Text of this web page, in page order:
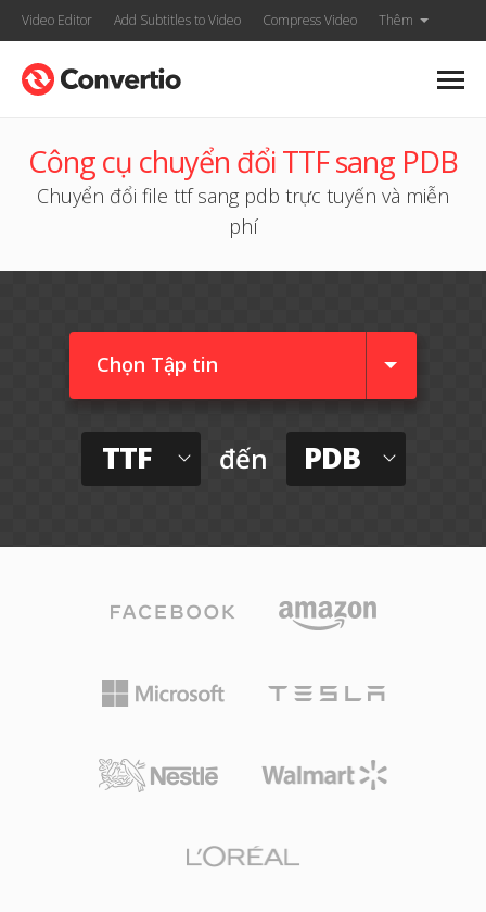
Video Editor Add Subtitles to Video Compress Video Thêm
Công cụ chuyển đổi TTF sang PDB
Chuyển đổi file ttf sang pdb trực tuyến và miễn
phí
Chọn Tập tin
TTF đến PDB